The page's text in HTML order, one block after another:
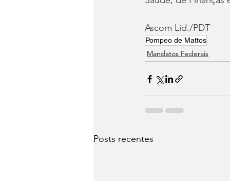
Ascom Lid./PDT
Pompeo de Mattos
Mandatos Federais
Posts recentes